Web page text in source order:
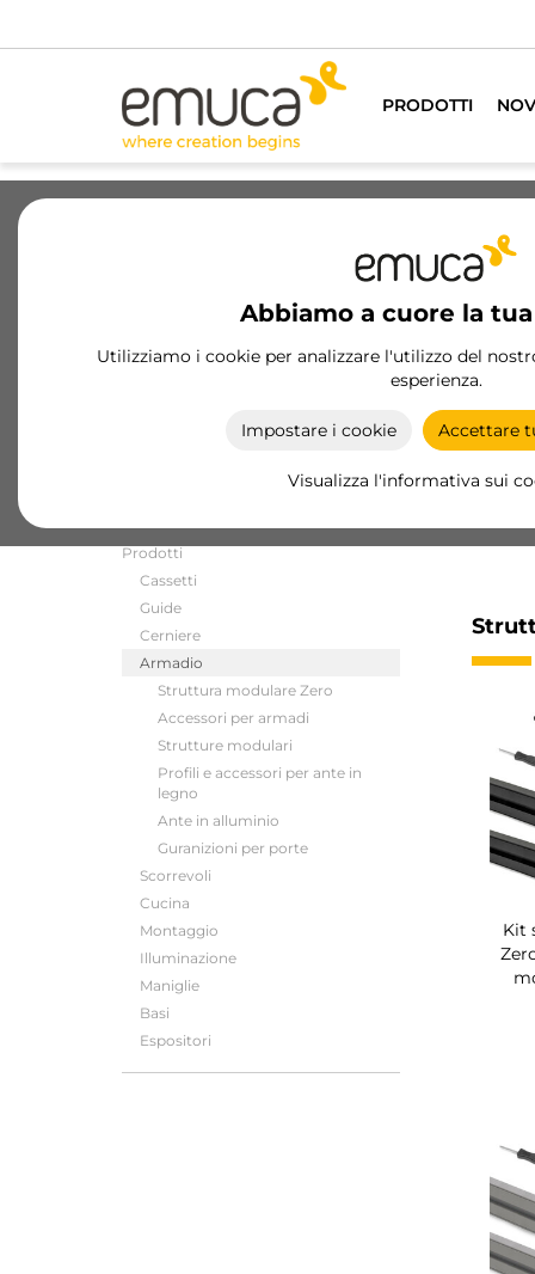
PRODOTTI
Abbiamo a cuore la
Utilizziamo i cookie per analizzare l'utilizzo del
esperienza.
Impostare i cookie Accettare
Visualizza l'informativa sui
Armadio
Ti aiutiamo a ordinare il tuo armadio con
che ti renderanno la vita più facile e organizzata. I
nostri prodotti e accessori sono personalizzabili,
Prodotti
Cassetti
Guide
Cerniere
Armadio
Struttura modulare Zero
Accessori per armadi
Strutture modulari
Profili e accessori per ante in
legno
Ante in alluminio
Guranizioni per porte
Scorrevoli
Cucina
Montaggio
Illuminazione
Maniglie
Basi
Espositori
Kit